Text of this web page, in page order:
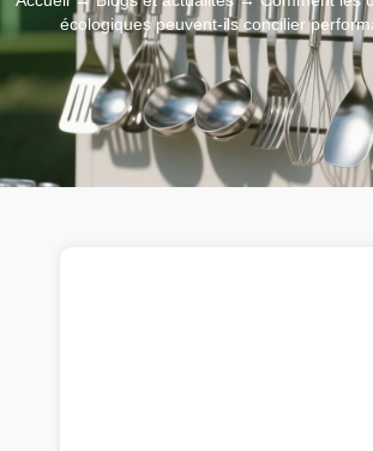
écologiques peuvent-ils concilier